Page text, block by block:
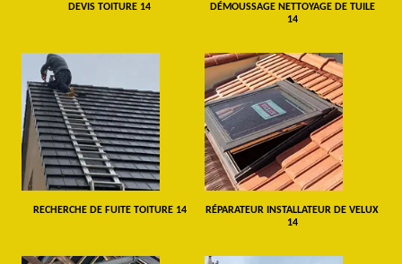
DEVIS TOITURE 14
DÉMOUSSAGE NETTOYAGE DE TUILE
14
RECHERCHE DE FUITE TOITURE 14
RÉPARATEUR INSTALLATEUR DE VELUX
14